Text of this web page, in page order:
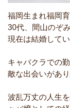
福岡生まれ福岡
30代、間山のぞ
現在は結婚して
キャバクラでの
敵な出会いがあ
波乱万丈の人生